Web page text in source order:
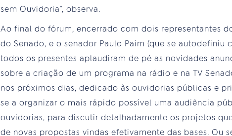
sem Ouvidoria”, observa.
Ao final do fórum, encerrado com dois representantes
do Senado, e o senador Paulo Paim (que se
todos os presentes aplaudiram de pé as novidades
sobre a criação de um programa na rádio e na TV
nos próximos dias, dedicado às ouvidorias públicas e
se a organizar o mais rápido possível uma audiência
ouvidorias, para discutir detalhadamente os projetos
de novas propostas vindas efetivamente das bases. Ou